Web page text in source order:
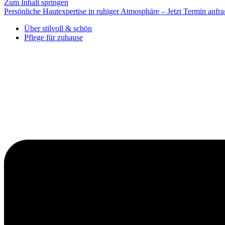
Zum Inhalt springen
Persönliche Hautexpertise in ruhiger Atmosphäre – Jetzt Termin
Über stilvoll & schön
Pflege für zuhause